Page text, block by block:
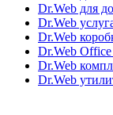
Dr.Web для
Dr.Web
Dr.Web
Dr.Web Office
Dr.Web
Dr.Web